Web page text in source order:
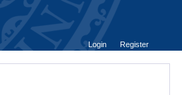
Login
Register